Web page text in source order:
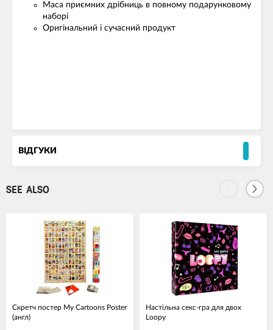
Маса приємних дрібниць в повному подарунковому
наборі
Оригінальний і сучасний продукт
ВІДГУКИ
SEE ALSO
Скретч постер My Cartoons Poster
(англ)
Настільна секс-гра для двох
Loopy